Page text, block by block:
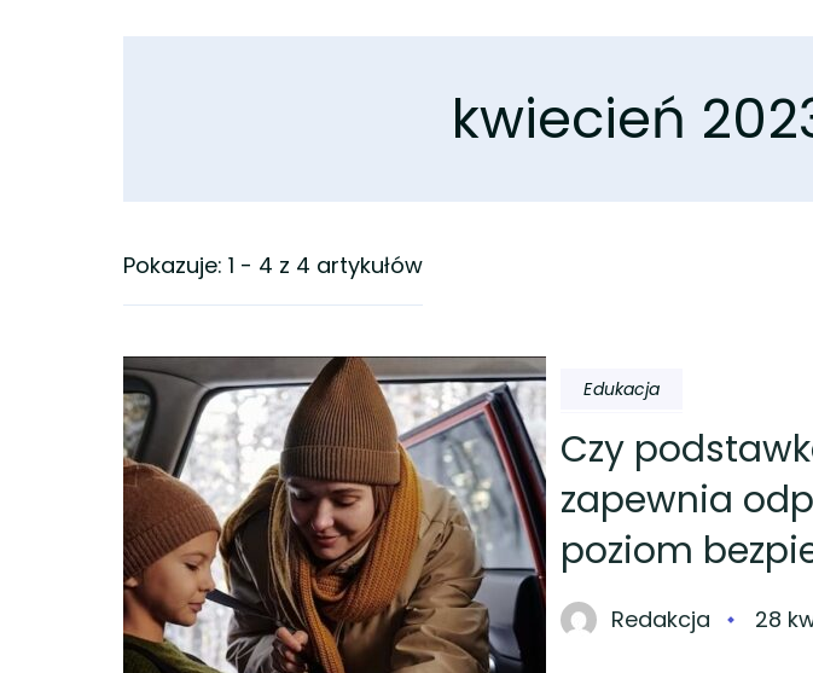
kwiecień
Pokazuje: 1 - 4 z 4 artykułów
Edukacja
Czy
zapewnia
poziom
Redakcja 28